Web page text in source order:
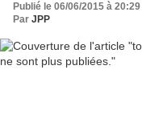
Publié le 06/06/2015 à 20:29
Par JPP